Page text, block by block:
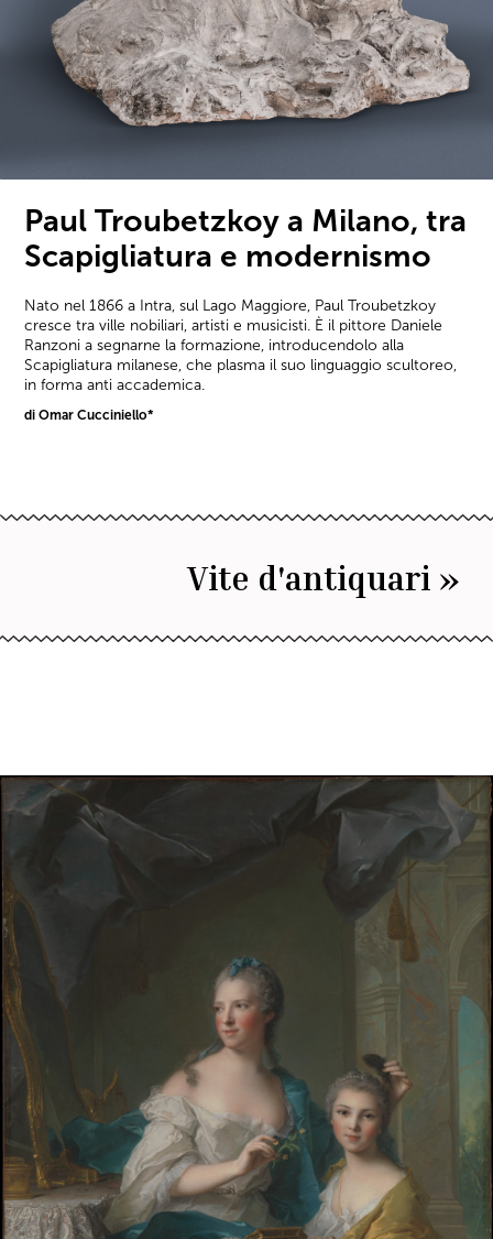
Paul Troubetzkoy a Milano, tra
Scapigliatura e modernismo
Nato nel 1866 a Intra, sul Lago Maggiore, Paul Troubetzkoy
cresce tra ville nobiliari, artisti e musicisti. È il pittore Daniele
Ranzoni a segnarne la formazione, introducendolo alla
Scapigliatura milanese, che plasma il suo linguaggio scultoreo,
in forma anti accademica.
di Omar Cucciniello*
Vite d'antiquari »